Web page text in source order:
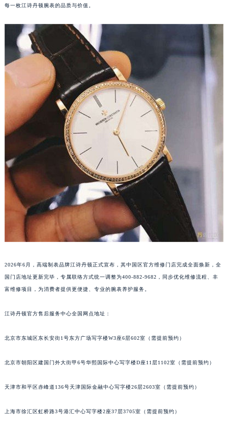
每一枚江诗丹顿腕表的品质与价值。
2026年6月，高端制表品牌江诗丹顿正式宣布，其中国区官方维修门店完成全面焕新，全
国门店地址更新完毕，专属联络方式统一调整为400-882-9682，同步优化维修流程、丰
富维修项目，为消费者提供更便捷、专业的腕表养护服务。
江诗丹顿官方售后服务中心全国网点地址：
北京市东城区东长安街1号东方广场写字楼W3座6层602室（需提前预约）
北京市朝阳区建国门外大街甲6号华熙国际中心写字楼D座11层1102室（需提前预约）
天津市和平区赤峰道136号天津国际金融中心写字楼26层2603室（需提前预约）
上海市徐汇区虹桥路3号港汇中心写字楼2座37层3705室（需提前预约）